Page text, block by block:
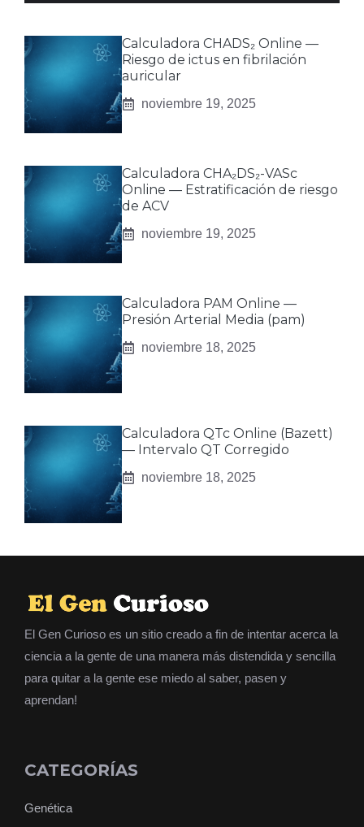
Calculadora CHADS₂ Online —
Riesgo de ictus en fibrilación
auricular
noviembre 19, 2025
Calculadora CHA₂DS₂-VASc
Online — Estratificación de riesgo
de ACV
noviembre 19, 2025
Calculadora PAM Online —
Presión Arterial Media (pam)
noviembre 18, 2025
Calculadora QTc Online (Bazett)
— Intervalo QT Corregido
noviembre 18, 2025
El Gen Curioso es un sitio creado a fin de intentar acerca la
ciencia a la gente de una manera más distendida y sencilla
para quitar a la gente ese miedo al saber, pasen y
aprendan!
CATEGORÍAS
Genética